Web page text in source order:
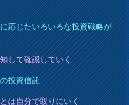
応じたいろいろな投資戦略が
して確認していく
投資信託
は自分で取りにいく